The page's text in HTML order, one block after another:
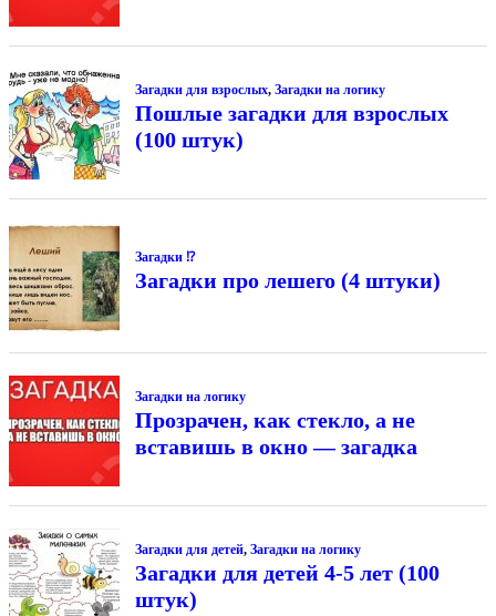
Загадки для взрослых, Загадки на логику
Пошлые загадки для взрослых
(100 штук)
Загадки ⁉
Загадки про лешего (4 штуки)
Загадки на логику
Прозрачен, как стекло, а не
вставишь в окно — загадка
Загадки для детей, Загадки на логику
Загадки для детей 4-5 лет (100
штук)